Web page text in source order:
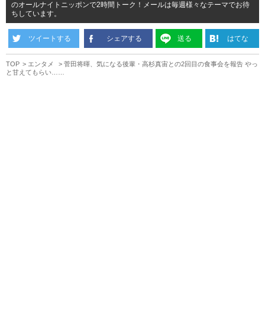
のオールナイトニッポンで2時間トーク！メールは毎週様々なテーマでお待
ちしています。
ツイートする シェアする 送る はてな
TOP エンタメ
菅田将暉、気になる後輩・高杉真宙との2回目の食事会を報告 やっ
と甘えてもらい……